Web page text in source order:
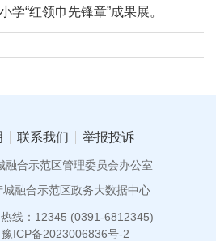
学“红领巾先锋章”成果展。
联系我们 举报投诉
融合示范区管理委员会办公室
融合示范区政务大数据中心
线：12345 (0391-6812345)
ICP备2023006836号-2